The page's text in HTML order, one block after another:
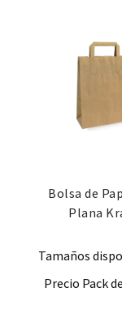
Bolsa de
Plana
Tamaños
Precio Pack